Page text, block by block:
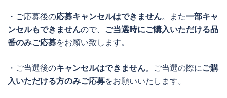
・ご応募後の応募キャンセルはできません。また一部キャ
ンセルもできませんので、 ご当選時にご購入いただける品
番のみご応募をお願い致します。
・ご当選後のキャンセルはできません。ご当選の際に ご購
入いただける方のみご応募をお願いいたします。